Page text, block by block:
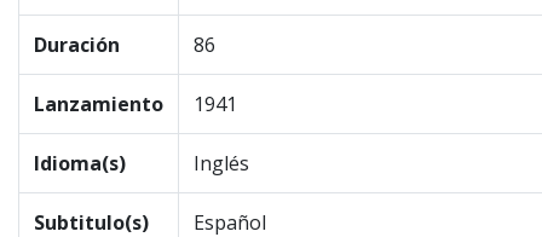
Duración 86
Lanzamiento 1941
Idioma(s) Inglés
Subtitulo(s) Español